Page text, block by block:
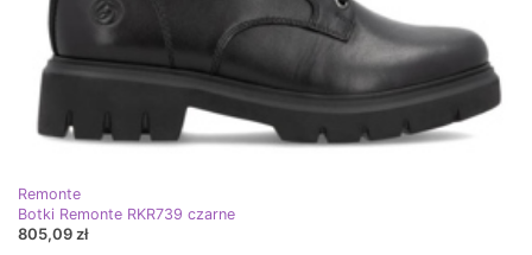
Remonte
Botki Remonte RKR739 czarne
805,09 zł